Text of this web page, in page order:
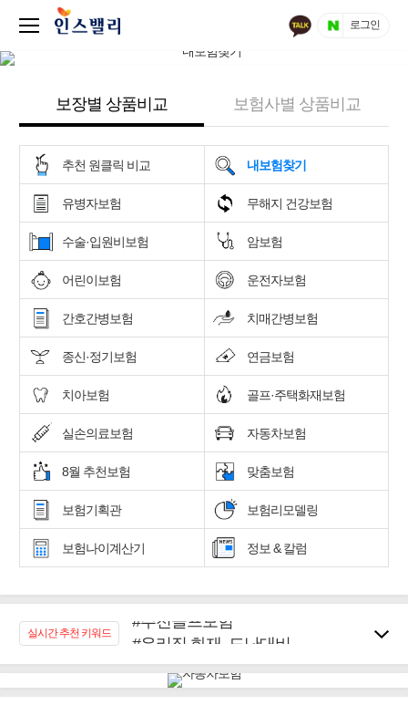
로그인
보장별 상품비교 보험사별 상품비교
추천 원클릭 비교 내보험찾기
유병자보험 무해지 건강보험
수술·입원비보험 암보험
어린이보험 운전자보험
간호간병보험 치매간병보험
종신·정기보험 연금보험
치아보험 골프·주택화재보험
실손의료보험 자동차보험
8월 추천보험 맞춤보험
보험기획관 보험리모델링
보험나이계산기 정보 & 칼럼
실시간 추천 키워드
#우리집 화재, 도난대비
#임플란트, 치아치료보장